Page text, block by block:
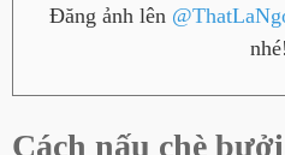
Đăng ảnh lên
nhé!
Cách nấu chè